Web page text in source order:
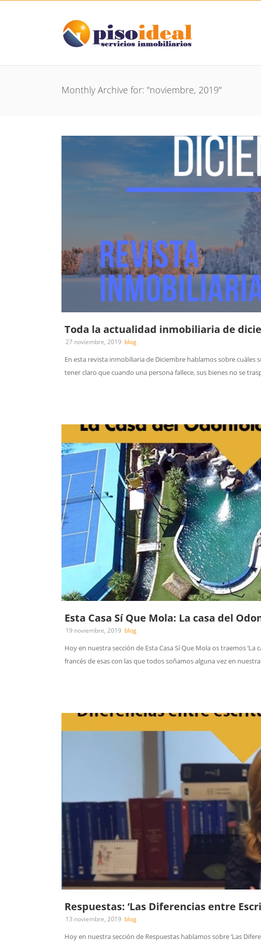
Monthly Archive for: "noviembre, 2019"
Toda la actualidad inmobiliaria de
27 noviembre, 2019 blog
En esta revista inmobiliaria de Diciembre hablamos sobre cuáles
tener claro que cuando una persona fallece, sus bienes no se
Esta Casa Sí Que Mola: La casa del
19 noviembre, 2019 blog
Hoy en nuestra sección de Esta Casa Sí Que Mola os traemos
francés de esas con las que todos soñamos alguna vez en
Respuestas: ‘Las Diferencias entre
13 noviembre, 2019 blog
Hoy en nuestra sección de Respuestas hablamos sobre ‘Las